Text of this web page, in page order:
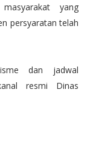
yang
persyaratan telah
dan jadwal
resmi Dinas